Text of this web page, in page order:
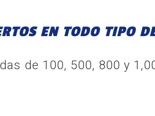
EN TODO TIPO
de 100, 500, 800 y